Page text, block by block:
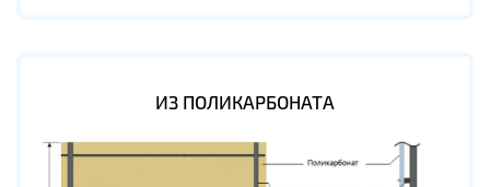
ИЗ ПОЛИКАРБОНАТА